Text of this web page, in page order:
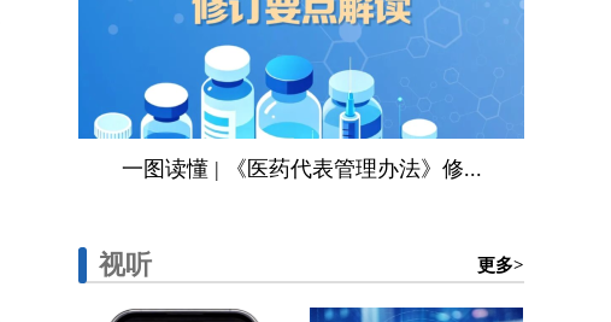
一图读懂 | 《医药代表管理办法》修...
视听 更多>